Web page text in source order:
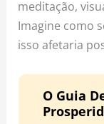
meditação,
Imagine como
isso afetaria
O Guia